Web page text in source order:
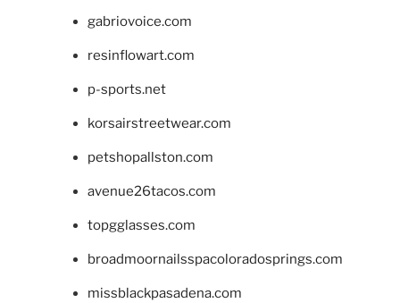
gabriovoice.com
resinflowart.com
p-sports.net
korsairstreetwear.com
petshopallston.com
avenue26tacos.com
topgglasses.com
broadmoornailsspacoloradosprings.com
missblackpasadena.com